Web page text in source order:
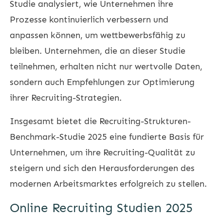
Studie analysiert, wie Unternehmen ihre
Prozesse kontinuierlich verbessern und
anpassen können, um wettbewerbsfähig zu
bleiben. Unternehmen, die an dieser Studie
teilnehmen, erhalten nicht nur wertvolle Daten,
sondern auch Empfehlungen zur Optimierung
ihrer Recruiting-Strategien.
Insgesamt bietet die Recruiting-Strukturen-
Benchmark-Studie 2025 eine fundierte Basis für
Unternehmen, um ihre Recruiting-Qualität zu
steigern und sich den Herausforderungen des
modernen Arbeitsmarktes erfolgreich zu stellen.
Online Recruiting Studien 2025